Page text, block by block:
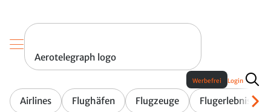
Aerotelegraph logo
Airlines Flughäfen Flugzeuge Flugerlebnis
Werbefrei Login